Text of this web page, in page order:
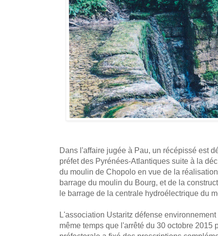
Dans l'affaire jugée à Pau, un récépissé est
préfet des Pyrénées-Atlantiques suite à la
du moulin de Chopolo en vue de la
barrage du moulin du Bourg, et de la
le barrage de la centrale hydroélectrique du
L'association Ustaritz défense
même temps que l'arrêté du 30 octobre 2015